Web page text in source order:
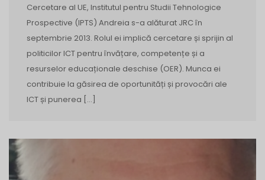
Cercetare al UE, Institutul pentru Studii Tehnologice
Prospective (IPTS) Andreia s-a alăturat JRC în
septembrie 2013. Rolul ei implică cercetare și sprijin al
politicilor ICT pentru învățare, competențe și a
resurselor educaționale deschise (OER). Munca ei
contribuie la găsirea de oportunități și provocări ale
ICT și punerea […]